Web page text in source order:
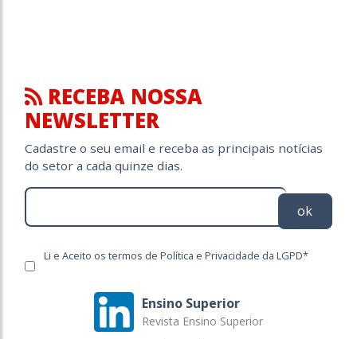
RECEBA NOSSA
NEWSLETTER
Cadastre o seu email e receba as principais notícias
do setor a cada quinze dias.
ok
Li e Aceito os termos de Política e Privacidade da LGPD*
Ensino Superior
Revista Ensino Superior